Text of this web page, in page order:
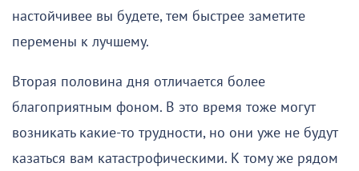
настойчивее вы будете, тем быстрее заметите
перемены к лучшему.
Вторая половина дня отличается более
благоприятным фоном. В это время тоже могут
возникать какие-то трудности, но они уже не будут
казаться вам катастрофическими. К тому же рядом